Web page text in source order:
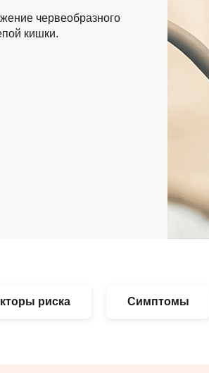
червеобразного
кишки.
риска Симптомы